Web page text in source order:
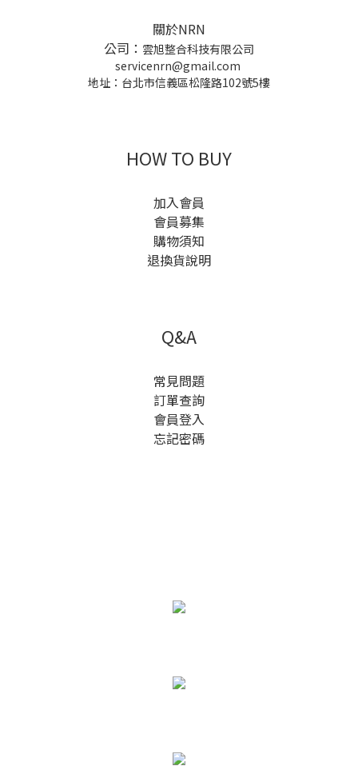
關於NRN
公司： 雲旭整合科技有限公司
servicenrn@gmail.com
地址：台北市信義區松隆路102號5樓
HOW TO BUY
加入會員
會員募集
購物須知
退換貨說明
Q&A
常見問題
訂單查詢
會員登入
忘記密碼